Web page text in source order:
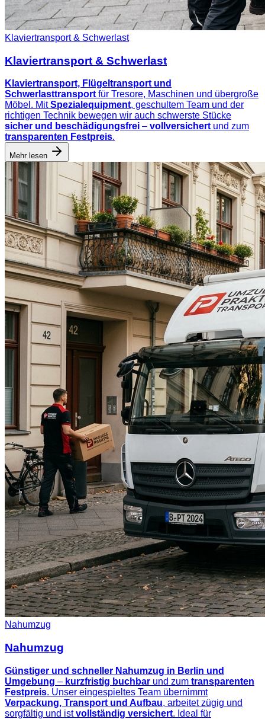
Klaviertransport & Schwerlast
Klaviertransport & Schwerlast
Klaviertransport, Flügeltransport und
Schwerlasttransport für Tresore, Maschinen und übergroße
Möbel. MitSpezialequipment, geschultem Team und der
richtigen Technik bewegen wir auch schwerste Stücke
sicher und beschädigungsfrei – vollversichert und zum
transparenten Festpreis.
Mehr lesen
Nahumzug
Nahumzug
Günstiger und schneller Nahumzug in Berlin und
Umgebung – kurzfristig buchbar und zum transparenten
Festpreis. Unser eingespieltes Team übernimmt
Verpackung, Transport und Aufbau, arbeitet zügig und
sorgfältig und istvollständig versichert. Ideal für